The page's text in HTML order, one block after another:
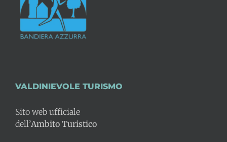
VALDINIEVOLE TURISMO
Sito web ufficiale
dell’Ambito Turistico